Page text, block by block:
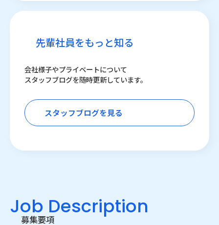
先輩社員をもっと知る
会社様子やプライベートについて
スタッフブログを随時更新しています。
スタッフブログを見る
Job Description
募集要項